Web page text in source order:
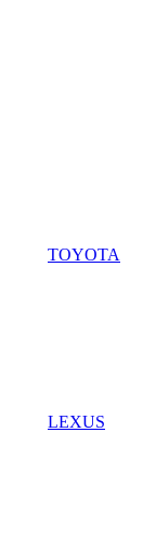
TOYOTA
LEXUS